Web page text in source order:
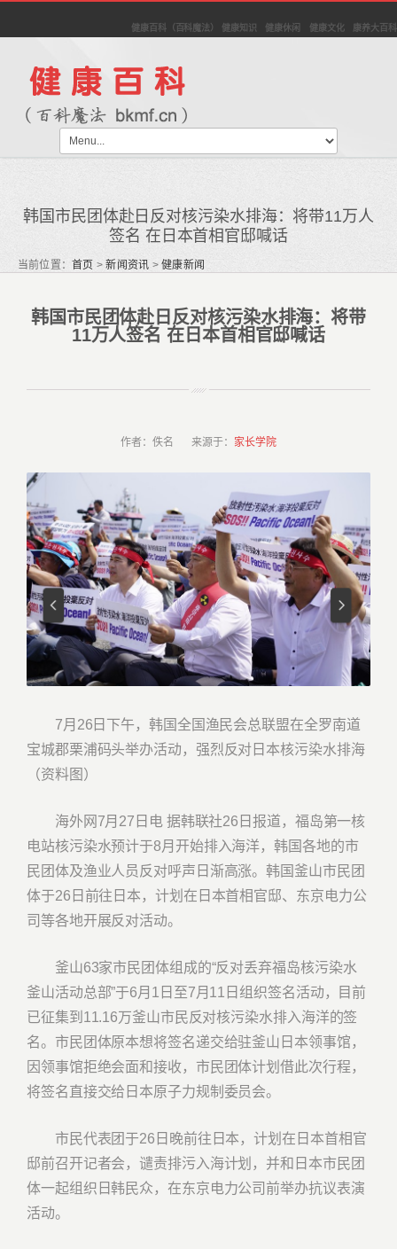
健康百科（百科魔法） 健康知识 健康休闲 健康文化 康养大百科
韩国市民团体赴日反对核污染水排海：将带11万人
签名 在日本首相官邸喊话
当前位置：首页 >新闻资讯 >健康新闻
韩国市民团体赴日反对核污染水排海：将带
11万人签名 在日本首相官邸喊话
作者：佚名 来源于： 家长学院
7月26日下午，韩国全国渔民会总联盟在全罗南道
宝城郡栗浦码头举办活动，强烈反对日本核污染水排海
（资料图）
海外网7月27日电 据韩联社26日报道，福岛第一核
电站核污染水预计于8月开始排入海洋，韩国各地的市
民团体及渔业人员反对呼声日渐高涨。韩国釜山市民团
体于26日前往日本，计划在日本首相官邸、东京电力公
司等各地开展反对活动。
釜山63家市民团体组成的“反对丢弃福岛核污染水
釜山活动总部”于6月1日至7月11日组织签名活动，目前
已征集到11.16万釜山市民反对核污染水排入海洋的签
名。市民团体原本想将签名递交给驻釜山日本领事馆，
因领事馆拒绝会面和接收，市民团体计划借此次行程，
将签名直接交给日本原子力规制委员会。
市民代表团于26日晚前往日本，计划在日本首相官
邸前召开记者会，谴责排污入海计划，并和日本市民团
体一起组织日韩民众，在东京电力公司前举办抗议表演
活动。